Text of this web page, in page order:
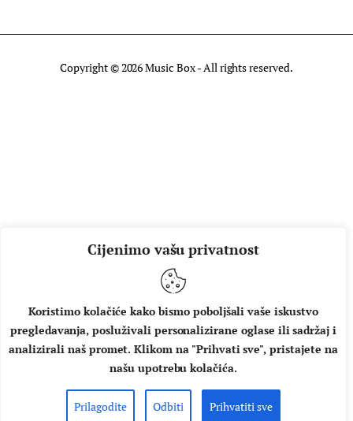
Cijenimo vašu privatnost
Koristimo kolačiće kako bismo poboljšali vaše iskustvo
pregledavanja, posluživali personalizirane oglase ili sadržaj i
analizirali naš promet. Klikom na "Prihvati sve", pristajete na
našu upotrebu kolačića.
Prilagodite Odbiti Prihvatiti sve
Copyright © 2026 Music Box - All rights reserved.